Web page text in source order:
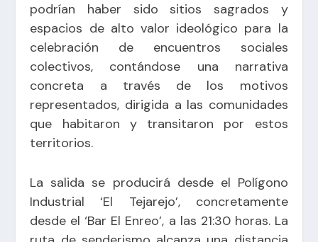
podrían haber sido sitios sagrados y
espacios de alto valor ideológico para la
celebración de encuentros sociales
colectivos, contándose una narrativa
concreta a través de los motivos
representados, dirigida a las comunidades
que habitaron y transitaron por estos
territorios.
La salida se producirá desde el Polígono
Industrial ‘El Tejarejo’, concretamente
desde el ‘Bar El Enreo’, a las 21:30 horas. La